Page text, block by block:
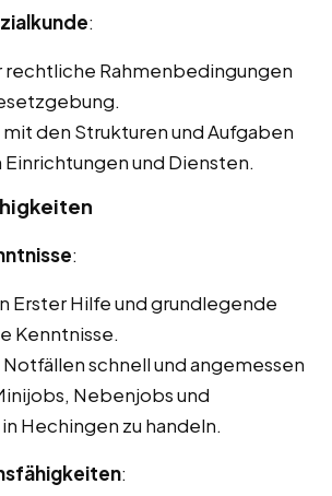
:
rechtliche Rahmenbedingungen
den Strukturen und Aufgaben
Einrichtungen und Diensten.
:
Erster Hilfe und grundlegende
Kenntnisse.
schnell und angemessen
Nebenjobs und
Hechingen zu handeln.
: